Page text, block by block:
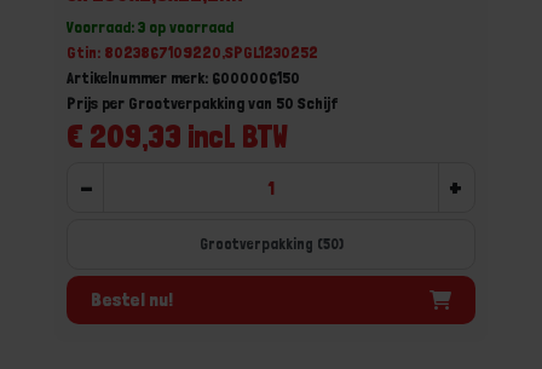
Voorraad: 3 op voorraad
Gtin: 8023867109220,SPGL1230252
Artikelnummer merk: 6000006150
€ 209,33 incl. BTW
Prijs per Grootverpakking van 50 Schijf
- +
Grootverpakking (50)
Bestel nu!